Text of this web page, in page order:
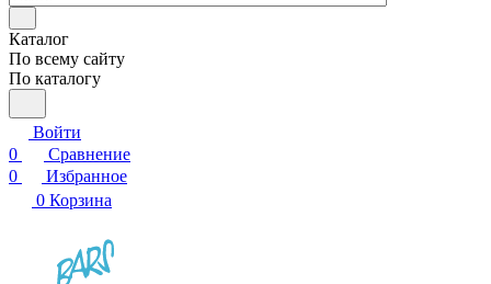
Каталог
По всему сайту
По каталогу
Войти
0
Сравнение
0
Избранное
0 Корзина